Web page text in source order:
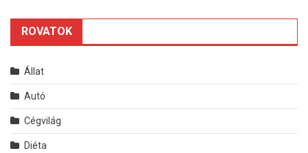
ROVATOK
Állat
Autó
Cégvilág
Diéta